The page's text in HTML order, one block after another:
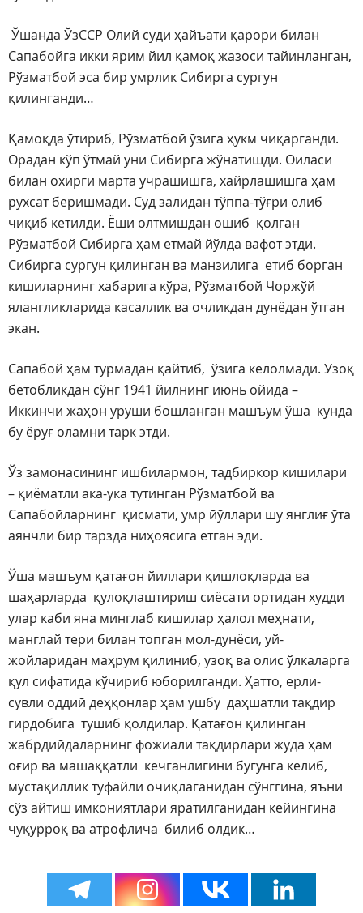
Ўшанда ЎзССР Олий суди ҳайъати қарори билан
Сапабойга икки ярим йил қамоқ жазоси тайинланган,
Рўзматбой эса бир умрлик Сибирга сургун
қилинганди…
Қамоқда ўтириб, Рўзматбой ўзига ҳукм чиқарганди.
Орадан кўп ўтмай уни Сибирга жўнатишди. Оиласи
билан охирги марта учрашишга, хайрлашишга ҳам
рухсат беришмади. Суд залидан тўппа-тўғри олиб
чиқиб кетилди. Ёши олтмишдан ошиб қолган
Рўзматбой Сибирга ҳам етмай йўлда вафот этди.
Сибирга сургун қилинган ва манзилига етиб борган
кишиларнинг хабарига кўра, Рўзматбой Чоржўй
ялангликларида касаллик ва очликдан дунёдан ўтган
экан.
Сапабой ҳам турмадан қайтиб, ўзига келолмади. Узоқ
бетобликдан сўнг 1941 йилнинг июнь ойида –
Иккинчи жаҳон уруши бошланган машъум ўша кунда
бу ёруғ оламни тарк этди.
Ўз замонасининг ишбилармон, тадбиркор кишилари
– қиёматли ака-ука тутинган Рўзматбой ва
Сапабойларнинг қисмати, умр йўллари шу янглиғ ўта
аянчли бир тарзда ниҳоясига етган эди.
Ўша машъум қатағон йиллари қишлоқларда ва
шаҳарларда қулоқлаштириш сиёсати ортидан худди
улар каби яна минглаб кишилар ҳалол меҳнати,
манглай тери билан топган мол-дунёси, уй-
жойларидан маҳрум қилиниб, узоқ ва олис ўлкаларга
қул сифатида кўчириб юборилганди. Ҳатто, ерли-
сувли оддий деҳқонлар ҳам ушбу даҳшатли тақдир
гирдобига тушиб қолдилар. Қатағон қилинган
жабрдийдаларнинг фожиали тақдирлари жуда ҳам
оғир ва машаққатли кечганлигини бугунга келиб,
мустақиллик туфайли очиқлаганидан сўнггина, яъни
сўз айтиш имкониятлари яратилганидан кейингина
чуқурроқ ва атрофлича билиб олдик…